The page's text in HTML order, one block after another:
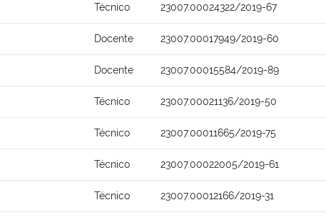
Técnico 23007.00024322/2019-67
Docente 23007.00017949/2019-60
Docente 23007.00015584/2019-89
Técnico 23007.00021136/2019-50
Técnico 23007.00011665/2019-75
Técnico 23007.00022005/2019-61
Técnico 23007.00012166/2019-31